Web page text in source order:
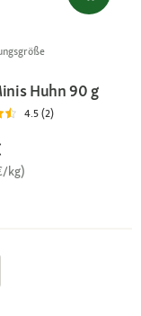
Huhn 90 g
4.5 (2)
kg)